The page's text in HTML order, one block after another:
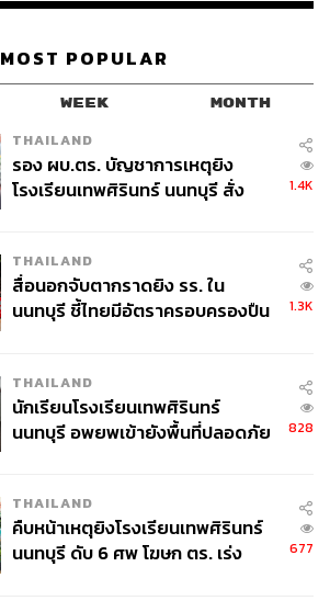
MOST POPULAR
WEEK MONTH
THAILAND
รอง ผบ.ตร. บัญชาการเหตุยิง
โรงเรียนเทพศิรินทร์ นนทบุรี สั่ง
1.4K
THAILAND
สื่อนอกจับตากราดยิง รร. ใน
นนทบุรี ชี้ไทยมีอัตราครอบครองปืน
1.3K
THAILAND
นักเรียนโรงเรียนเทพศิรินทร์
นนทบุรี อพยพเข้ายังพื้นที่ปลอดภัย
828
THAILAND
คืบหน้าเหตุยิงโรงเรียนเทพศิรินทร์
นนทบุรี ดับ 6 ศพ โฆษก ตร. เร่ง
677